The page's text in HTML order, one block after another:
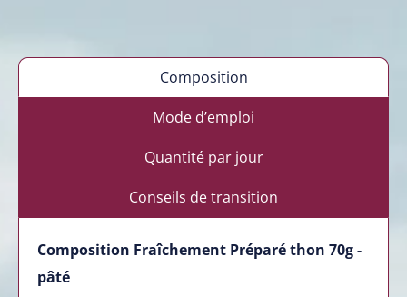
Composition
Mode d’emploi
Quantité par jour
Conseils de transition
Composition Fraîchement Préparé thon 70g -
pâté